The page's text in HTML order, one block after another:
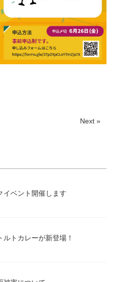
Next »
イベント開催します
ルトカレーが新登場！